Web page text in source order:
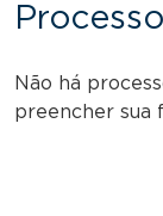
Não há
preencher sua